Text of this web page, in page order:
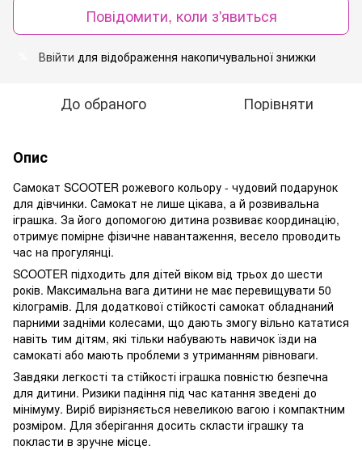
Повідомити, коли з'явиться
Ввійти для відображення накопичувальної знижки
До обраного Порівняти
Опис
Cамокат SCOOTER рожевого кольору - чудовий подарунок
для дівчинки. Самокат не лише цікава, а й розвивальна
іграшка. За його допомогою дитина розвиває координацію,
отримує помірне фізичне навантаження, весело проводить
час на прогулянці.
SCOOTER підходить для дітей віком від трьох до шести
років. Максимальна вага дитини не має перевищувати 50
кілограмів. Для додаткової стійкості самокат обладнаний
парними задніми колесами, що дають змогу вільно кататися
навіть тим дітям, які тільки набувають навичок їзди на
самокаті або мають проблеми з утриманням рівноваги.
Завдяки легкості та стійкості іграшка повністю безпечна
для дитини. Ризики падіння під час катання зведені до
мінімуму. Виріб вирізняється невеликою вагою і компактним
розміром. Для зберігання досить скласти іграшку та
покласти в зручне місце.